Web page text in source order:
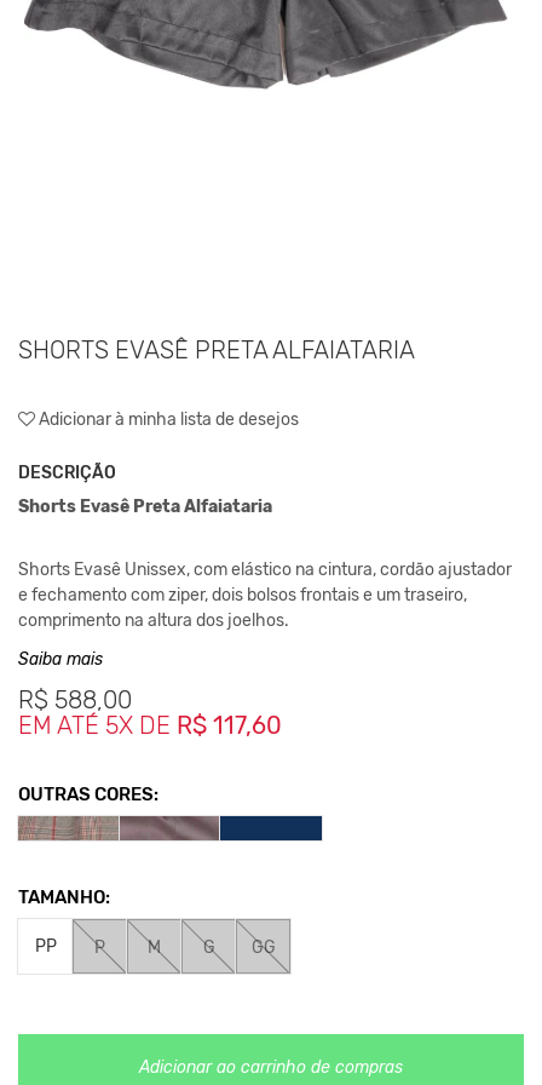
SHORTS EVASÊ PRETA ALFAIATARIA
Adicionar à minha lista de desejos
DESCRIÇÃO
Shorts Evasê Preta Alfaiataria
Shorts Evasê Unissex, com elástico na cintura, cordão ajustador
e fechamento com ziper, dois bolsos frontais e um traseiro,
comprimento na altura dos joelhos.
Com toque sóbrio, elegância e muita personalidade, os looks com
shorts de alfaiataria chegaram com tudo como uma possibilidade
de peça versátil para diferentes combinações. Esses modelos
trazem sofisticação para o queridinho da moda casual. É uma
que vai possibilitar inúmeras produções. Então dá para usá-la
com peças como croppeds e t-shirts. Bem como; blusa de gola
alta, moletons, tricôs e jaquetas.
100% Poliester
P- Cintura 37cm – Largura 70cm – Gancho 39cm –
Saiba mais
R$ 588,00
EM ATÉ 5X DE R$ 117,60
OUTRAS CORES:
TAMANHO:
PP P M G GG
Adicionar ao carrinho de compras